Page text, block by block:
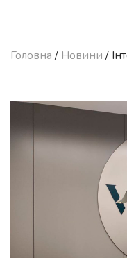
Головна / Новини /